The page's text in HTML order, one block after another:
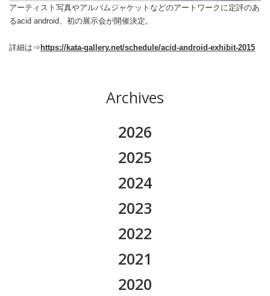
アーティスト写真やアルバムジャケットなどのアートワークに定評のあ
るacid android、初の展示会が開催決定。
詳細は⇒https://kata-gallery.net/schedule/acid-android-exhibit-2015
Archives
2026
2026.08
2026.07
2026.05
2026.04
2026.03
2026.02
2025
2025.11
2025.10
2025.08
2025.07
2025.05
2024
2024.12
2024.11
2024.09
2024.08
2023
2023.12
2023.11
2023.09
2022
2022.12
2022.11
2021
2021.12
2020